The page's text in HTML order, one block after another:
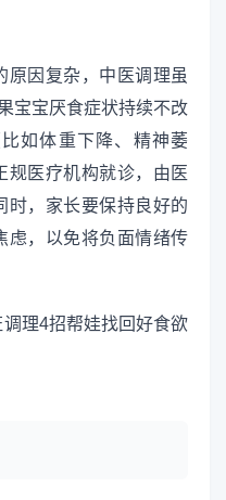
原因复杂，中医调理虽
宝宝厌食症状持续不改
如体重下降、精神萎
规医疗机构就诊，由医
时，家长要保持良好的
虑，以免将负面情绪传